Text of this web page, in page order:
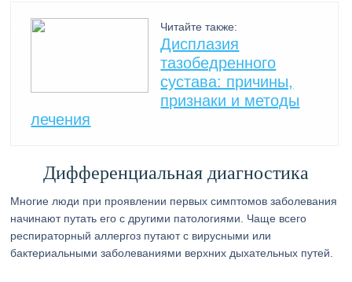
Читайте также:
Дисплазия
тазобедренного
сустава: причины,
признаки и методы
лечения
Дифференциальная диагностика
Многие люди при проявлении первых симптомов заболевания
начинают путать его с другими патологиями. Чаще всего
респираторный аллергоз путают с вирусными или
бактериальными заболеваниями верхних дыхательных путей.